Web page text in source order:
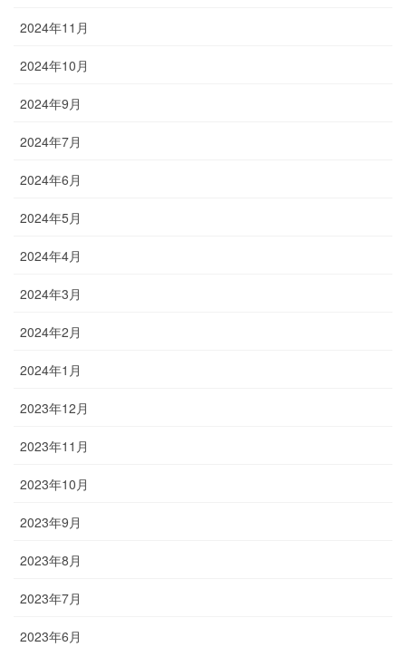
2024年11月
2024年10月
2024年9月
2024年7月
2024年6月
2024年5月
2024年4月
2024年3月
2024年2月
2024年1月
2023年12月
2023年11月
2023年10月
2023年9月
2023年8月
2023年7月
2023年6月